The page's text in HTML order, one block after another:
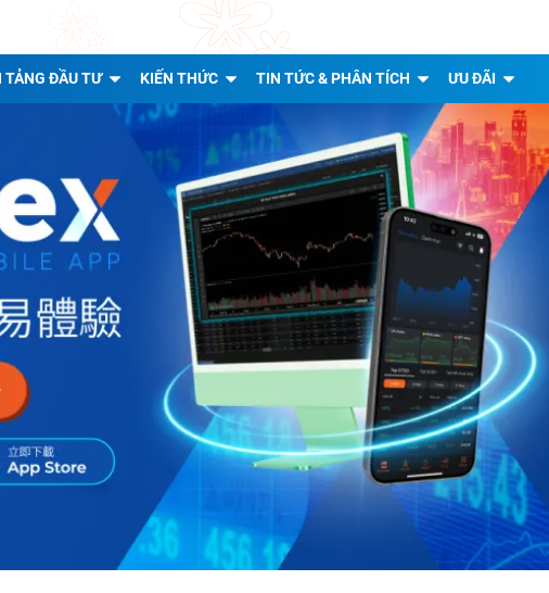
TẢNG ĐẦU TƯ KIẾN THỨC TIN TỨC & PHÂN TÍCH ƯU ĐÃI